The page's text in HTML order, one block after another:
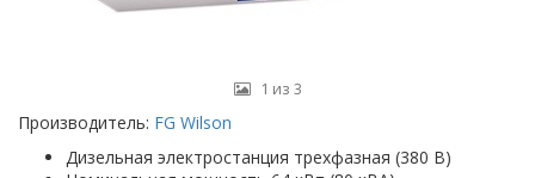
1 из 3
Производитель: FG Wilson
Дизельная электростанция трехфазная (380 В)